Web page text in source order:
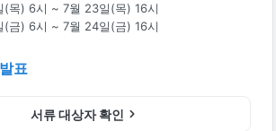
(목) 6시 ~ 7월 23일(목) 16시
(금) 6시 ~ 7월 24일(금) 16시
표
서류 대상자 확인